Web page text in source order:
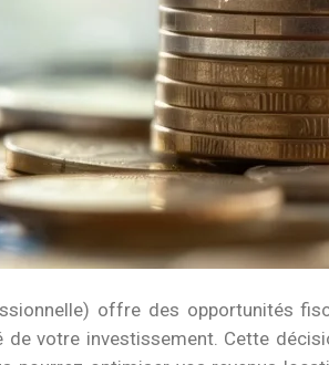
offre des opportunités
votre investissement. Cette